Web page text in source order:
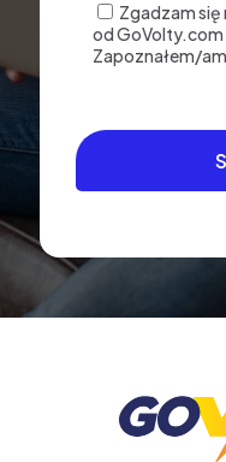
Zgadzam
od GoVolty.com
Zapoznałem/